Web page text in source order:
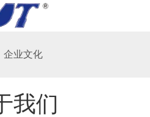
企业文化
我们